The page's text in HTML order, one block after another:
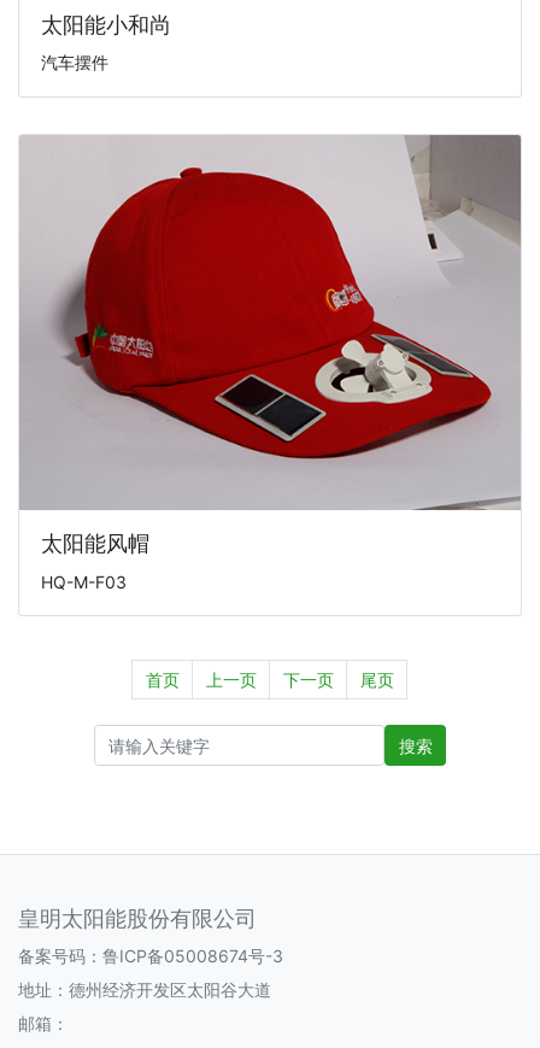
太阳能小和尚
汽车摆件
太阳能风帽
HQ-M-F03
首页 上一页 下一页 尾页
搜索
皇明太阳能股份有限公司
备案号码：鲁ICP备05008674号-3
地址：德州经济开发区太阳谷大道
邮箱：